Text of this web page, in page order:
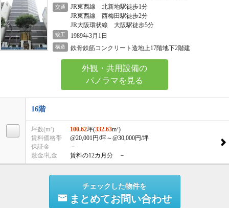
交通
JR東西線 北新地駅徒歩1分
JR東西線 西梅田駅徒歩2分
JR大阪環状線 大阪駅徒歩5分
竣工 1989年3月1日
構造 鉄骨鉄筋コンクリート造地上17階地下2階建
外観・共用設備の
パノラマを見る
16階
坪数(m²) 100.62坪(332.63m²)
賃料価格帯
@20,001円/坪～@30,000円/坪
保証金
－
敷金/礼金
賃料の12カ月分 －
チェックした物件を
まとめてお問い合わせ